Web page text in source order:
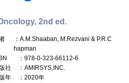
2nd ed.
：A.M.Shaaban, M.Rezvani & P.R.C
hapman
：978-0-323-66112-6
社
：AMIRSYS,INC.
年
：2020年